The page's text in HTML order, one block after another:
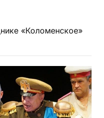
«Коломенское»